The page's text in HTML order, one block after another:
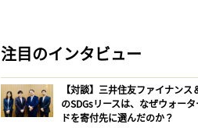
注目のインタビュー
【対談】三井住友ファイナンス
のSDGsリースは、なぜウォー
ドを寄付先に選んだのか？